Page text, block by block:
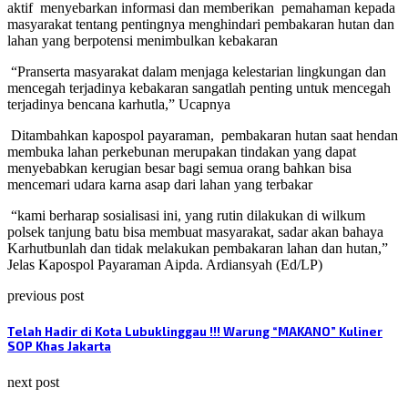
aktif menyebarkan informasi dan memberikan pemahaman kepada
masyarakat tentang pentingnya menghindari pembakaran hutan dan
lahan yang berpotensi menimbulkan kebakaran
“Pranserta masyarakat dalam menjaga kelestarian lingkungan dan
mencegah terjadinya kebakaran sangatlah penting untuk mencegah
terjadinya bencana karhutla,” Ucapnya
Ditambahkan kapospol payaraman, pembakaran hutan saat hendan
membuka lahan perkebunan merupakan tindakan yang dapat
menyebabkan kerugian besar bagi semua orang bahkan bisa
mencemari udara karna asap dari lahan yang terbakar
“kami berharap sosialisasi ini, yang rutin dilakukan di wilkum
polsek tanjung batu bisa membuat masyarakat, sadar akan bahaya
Karhutbunlah dan tidak melakukan pembakaran lahan dan hutan,”
Jelas Kapospol Payaraman Aipda. Ardiansyah (Ed/LP)
previous post
Telah Hadir di Kota Lubuklinggau !!! Warung “MAKANO” Kuliner
SOP Khas Jakarta
next post